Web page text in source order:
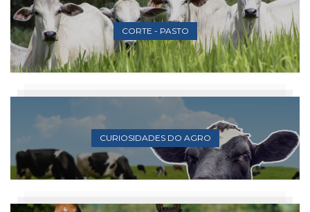
CORTE - PASTO
CURIOSIDADES DO AGRO